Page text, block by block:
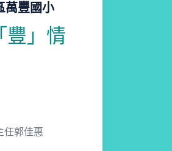
萬豐國小
豐」情
任郭佳惠